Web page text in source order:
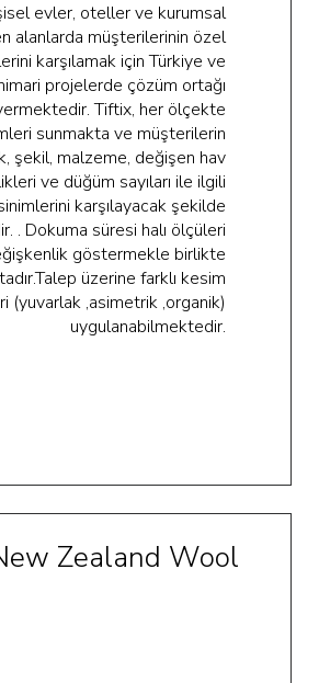
evler, oteller ve kurumsal
alanlarda müşterilerinin özel
karşılamak için Türkiye ve
projelerde çözüm ortağı
Tiftix, her ölçekte
sunmakta ve müşterilerin
şekil, malzeme, değişen hav
ve düğüm sayıları ile ilgili
karşılayacak şekilde
. Dokuma süresi halı ölçüleri
göstermekle birlikte
üzerine farklı kesim
(yuvarlak ,asimetrik ,organik)
uygulanabilmektedir.
Zealand Wool